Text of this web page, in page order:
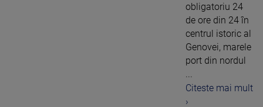
obligatoriu 24
de ore din 24 în
centrul istoric al
Genovei, marele
port din nordul
Citeste mai mult
›